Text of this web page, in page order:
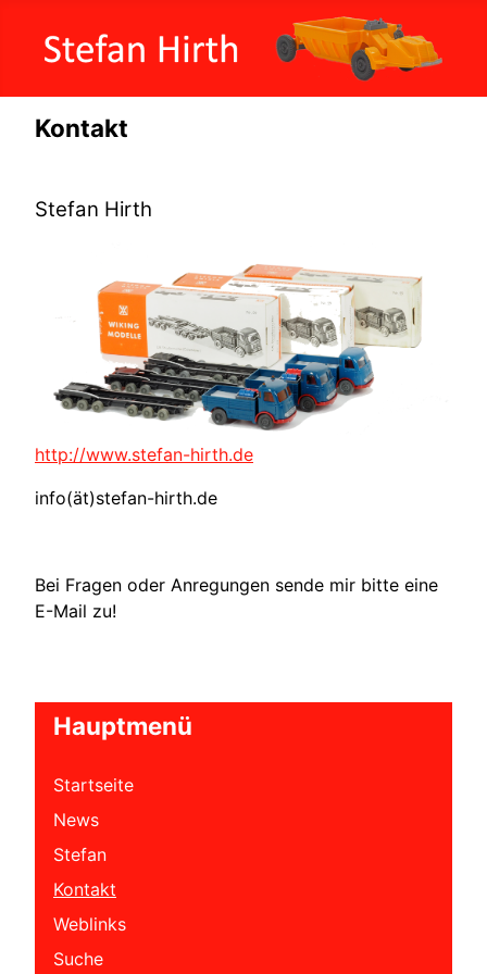
Hauptmenü
Startseite
News
Stefan
Kontakt
Weblinks
Suche
Kontakt
Stefan Hirth
http://www.stefan-hirth.de
info(ät)stefan-hirth.de
Bei Fragen oder Anregungen sende mir bitte eine
E-Mail zu!